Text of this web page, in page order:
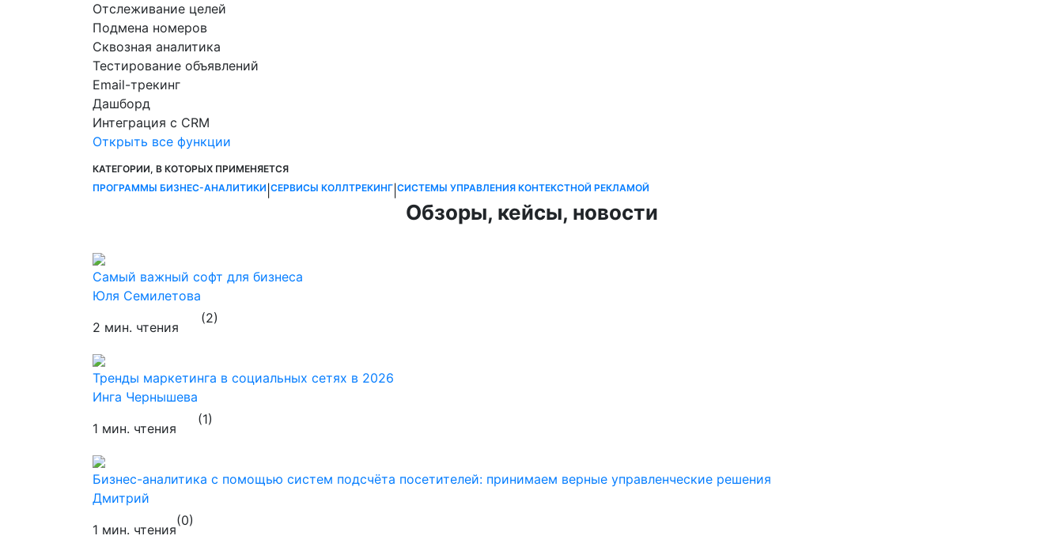
Отслеживание целей
Подмена номеров
Сквозная аналитика
Тестирование объявлений
Email-трекинг
Дашборд
Интеграция с CRM
Открыть все функции
КАТЕГОРИИ, В КОТОРЫХ ПРИМЕНЯЕТСЯ
ПРОГРАММЫ БИЗНЕС-АНАЛИТИКИ СЕРВИСЫ КОЛЛТРЕКИНГ СИСТЕМЫ УПРАВЛЕНИЯ КОНТЕКСТНОЙ РЕКЛАМОЙ
Обзоры, кейсы, новости
Самый важный софт для бизнеса
Юля Семилетова
2 мин. чтения
(2)
Тренды маркетинга в социальных сетях в 2026
Инга Чернышева
1 мин. чтения
(1)
Бизнес-аналитика с помощью систем подсчёта посетителей: принимаем верные управленческие решения
Дмитрий
1 мин. чтения
(0)